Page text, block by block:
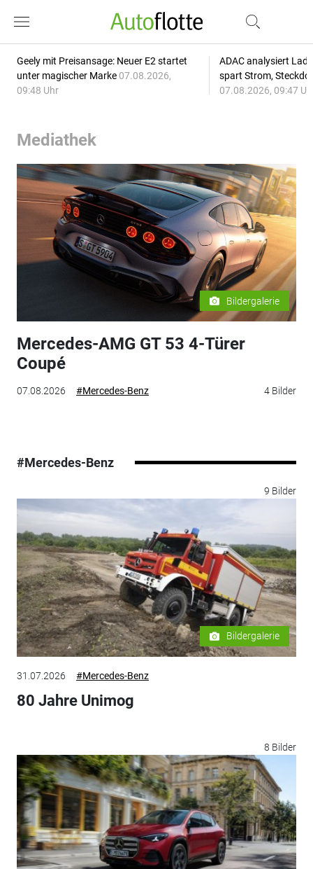
Geely mit Preisansage: Neuer E2 startet
unter magischer Marke 07.08.2026,
09:48 Uhr
ADAC analysiert
spart Strom,
07.08.2026, 09:47
Mediathek
Bildergalerie
Mercedes-AMG GT 53 4-Türer
Coupé
07.08.2026 #Mercedes-Benz 4 Bilder
#Mercedes-Benz
9 Bilder
Bildergalerie
31.07.2026 #Mercedes-Benz
80 Jahre Unimog
8 Bilder